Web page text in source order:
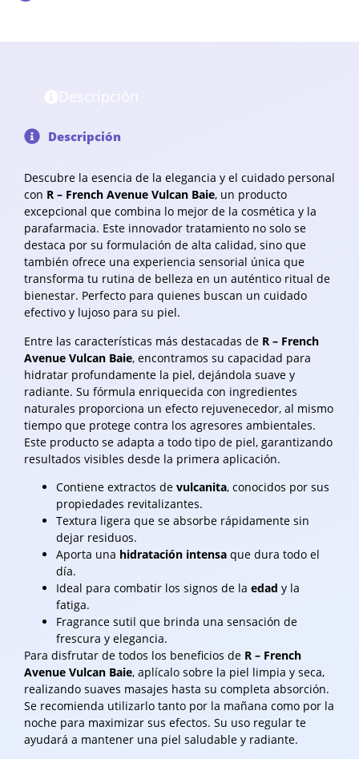
Descripción
Descubre la esencia de la elegancia y el cuidado personal
con R – French Avenue Vulcan Baie, un producto
excepcional que combina lo mejor de la cosmética y la
parafarmacia. Este innovador tratamiento no solo se
destaca por su formulación de alta calidad, sino que
también ofrece una experiencia sensorial única que
transforma tu rutina de belleza en un auténtico ritual de
bienestar. Perfecto para quienes buscan un cuidado
efectivo y lujoso para su piel.
Entre las características más destacadas de R – French
Avenue Vulcan Baie, encontramos su capacidad para
hidratar profundamente la piel, dejándola suave y
radiante. Su fórmula enriquecida con ingredientes
naturales proporciona un efecto rejuvenecedor, al mismo
tiempo que protege contra los agresores ambientales.
Este producto se adapta a todo tipo de piel, garantizando
resultados visibles desde la primera aplicación.
Contiene extractos de vulcanita, conocidos por sus
propiedades revitalizantes.
Textura ligera que se absorbe rápidamente sin
dejar residuos.
Aporta una hidratación intensa que dura todo el
día.
Ideal para combatir los signos de la edad y la
fatiga.
Fragrance sutil que brinda una sensación de
frescura y elegancia.
Para disfrutar de todos los beneficios de R – French
Avenue Vulcan Baie, aplícalo sobre la piel limpia y seca,
realizando suaves masajes hasta su completa absorción.
Se recomienda utilizarlo tanto por la mañana como por la
noche para maximizar sus efectos. Su uso regular te
ayudará a mantener una piel saludable y radiante.